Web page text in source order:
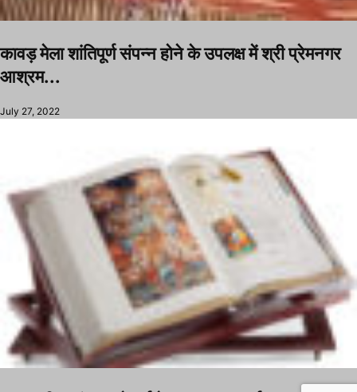
कावड़ मेला शांतिपूर्ण संपन्न होने के उपलक्ष में श्री प्रेमनगर
आश्रम...
July 27, 2022